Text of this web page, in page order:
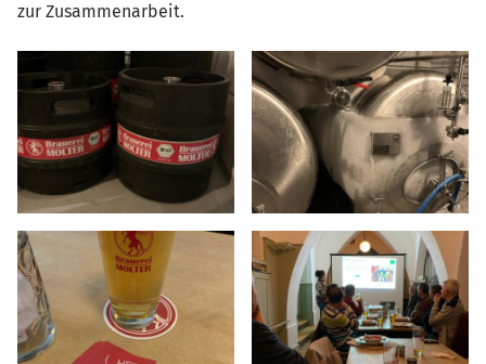
zur Zusammenarbeit.